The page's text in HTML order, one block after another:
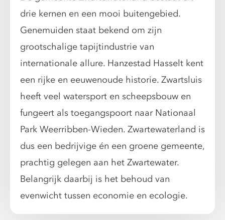
drie kernen en een mooi buitengebied.
Genemuiden staat bekend om zijn
grootschalige tapijtindustrie van
internationale allure. Hanzestad Hasselt kent
een rijke en eeuwenoude historie. Zwartsluis
heeft veel watersport en scheepsbouw en
fungeert als toegangspoort naar Nationaal
Park Weerribben-Wieden. Zwartewaterland is
dus een bedrijvige én een groene gemeente,
prachtig gelegen aan het Zwartewater.
Belangrijk daarbij is het behoud van
evenwicht tussen economie en ecologie.